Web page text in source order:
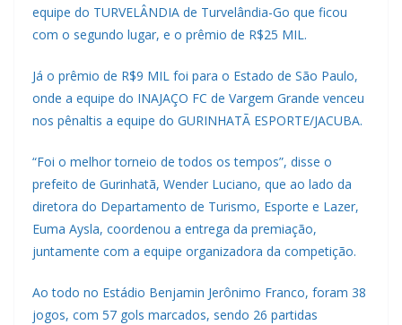
equipe do TURVELÂNDIA de Turvelândia-Go que ficou
com o segundo lugar, e o prêmio de R$25 MIL.
Já o prêmio de R$9 MIL foi para o Estado de São Paulo,
onde a equipe do INAJAÇO FC de Vargem Grande venceu
nos pênaltis a equipe do GURINHATÃ ESPORTE/JACUBA.
“Foi o melhor torneio de todos os tempos”, disse o
prefeito de Gurinhatã, Wender Luciano, que ao lado da
diretora do Departamento de Turismo, Esporte e Lazer,
Euma Aysla, coordenou a entrega da premiação,
juntamente com a equipe organizadora da competição.
Ao todo no Estádio Benjamin Jerônimo Franco, foram 38
jogos, com 57 gols marcados, sendo 26 partidas